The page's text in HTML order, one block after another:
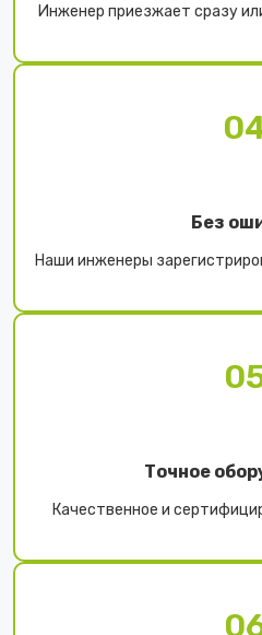
Инженер приезжает сразу
Без
Наши инженеры
Точное
Качественное и